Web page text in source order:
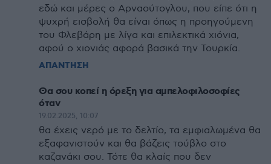
εδώ και μέρες ο Αρναούτογλου, που είπε ότι η
ψυχρή εισβολή θα είναι όπως η προηγούμενη
του Φλεβάρη με λίγα και επιλεκτικά χιόνια,
αφού ο χιονιάς αφορά βασικά την Τουρκία.
ΑΠΑΝΤΗΣΗ
Θα σου κοπεί η όρεξη για αμπελοφιλοσοφίες
όταν
19.02.2025, 10:07
θα έχεις νερό με το δελτίο, τα εμφιαλωμένα θα
εξαφανιστούν και θα βάζεις τούβλο στο
καζανάκι σου. Τότε θα κλαίς που δεν